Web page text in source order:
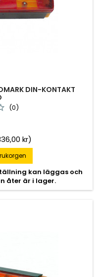
DIN-KONTAKT
(0)
kr)
kan läggas och
åter är i lager.